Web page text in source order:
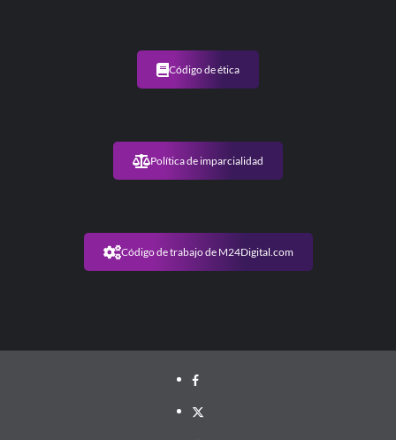
Código de ética
Política de imparcialidad
Código de trabajo de M24Digital.com